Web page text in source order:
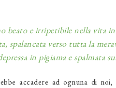
beato e irripetibile nella vita
spalancata verso tutta la
in pigiama e spalmata
accadere ad ognuna di noi,